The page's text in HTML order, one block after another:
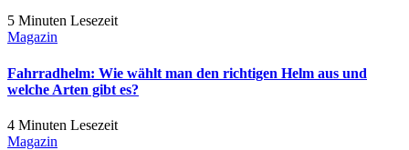
5 Minuten Lesezeit
Magazin
Fahrradhelm: Wie wählt man den richtigen Helm aus und
welche Arten gibt es?
4 Minuten Lesezeit
Magazin